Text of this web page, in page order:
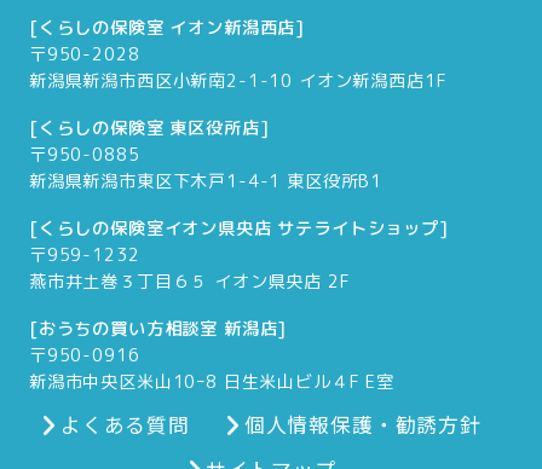
[くらしの保険室 イオン新潟西店]
〒950-2028
新潟県新潟市西区小新南2-1-10 イオン新潟西店1F
[くらしの保険室 東区役所店]
〒950-0885
新潟県新潟市東区下木戸1-4-1 東区役所B1
[くらしの保険室イオン県央店 サテライトショップ]
〒959-1232
燕市井土巻３丁目６５ イオン県央店 2F
[おうちの買い方相談室 新潟店]
〒950-0916
新潟市中央区米山10ｰ8 日生米山ビル４F E室
よくある質問
個人情報保護・勧誘方針